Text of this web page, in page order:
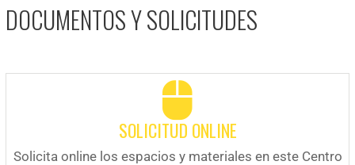
DOCUMENTOS Y SOLICITUDES
SOLICITUD ONLINE
Solicita online los espacios y materiales en este Centro